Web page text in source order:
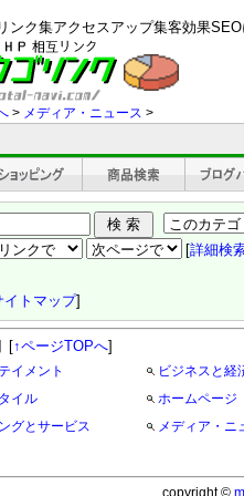
ンク集アクセスアップ集客効果
> メディア・ニュース >
[詳細検
イトマップ]
[↑ページTOPへ]
イメント
ビジネスと経
イル
ホームページ
グとサービス
メディア・ニ
copyright ©